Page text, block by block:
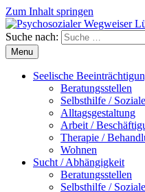
Zum Inhalt springen
Suche nach:
Menu
Seelische
Beratungsstellen
Selbsthilfe /
Alltagsgestaltung
Arbeit /
Therapie /
Wohnen
Sucht / Abhängigkeit
Beratungsstellen
Selbsthilfe /